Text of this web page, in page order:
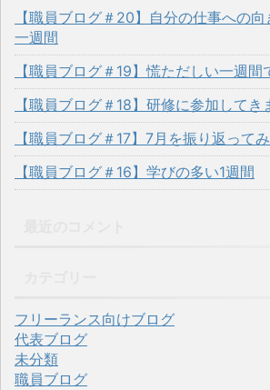
【職員ブログ＃20】自分の仕事への
一週間
【職員ブログ＃19】慌ただしい一週間
【職員ブログ＃18】研修に参加してき
【職員ブログ＃17】7月を振り返って
【職員ブログ＃16】学びの多い1週間
フリーランス向けブログ
代表ブログ
未分類
職員ブログ